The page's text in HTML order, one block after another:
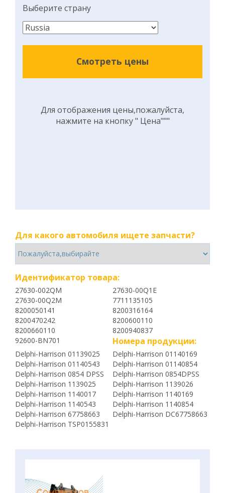
Выберите страну
Смотреть цены
Для отображения цены,пожалуйста,
нажмите на кнопку " Цена"""
Для какого автомобиля ищете запчасти?
Идентификатор товара:
27630-002QM
27630-00Q1E
27630-00Q2M
7711135105
8200050141
8200316164
8200470242
8200600110
8200660110
8200940837
92600-BN701
Номера продукции:
Delphi-Harrison 01139025
Delphi-Harrison 01140169
Delphi-Harrison 01140543
Delphi-Harrison 01140854
Delphi-Harrison 0854 DPSS
Delphi-Harrison 0854DPSS
Delphi-Harrison 1139025
Delphi-Harrison 1139026
Delphi-Harrison 1140017
Delphi-Harrison 1140169
Delphi-Harrison 1140543
Delphi-Harrison 1140854
Delphi-Harrison 67758663
Delphi-Harrison DC67758663
Delphi-Harrison TSP0155831